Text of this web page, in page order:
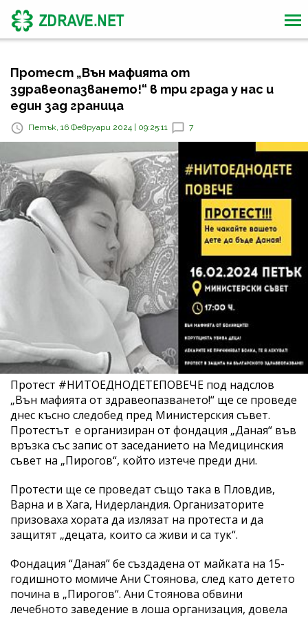
Протест „Вън мафията от
здравеопазването!“ в три града у нас и
един зад граница
Петък, 16 Февруари 2024 | 09:25:11 7
Протест #НИТОЕДНОДЕТЕПОВЕЧЕ под надслов
„Вън мафията от здравеопазването!“ ще се проведе
днес късно следобед пред Министерския съвет.
Протестът е организиран от фондация „Даная“ във
връзка със запис от заседанието на Медицинския
съвет на „Пирогов“, който изтече преди дни.
Протести ще се проведат също така в Пловдив,
Варна и в Хага, Нидерландия. Организаторите
призоваха хората да излязат на протеста и да
защитят „децата, които са живи и са тук“.
Фондация “Даная” бе създадена от майката на 15-
годишното момиче Ани Стоянова, след като детето
почина в „Пирогов“. Ани Стоянова обвини
лечебното заведение в лоша организация, довела